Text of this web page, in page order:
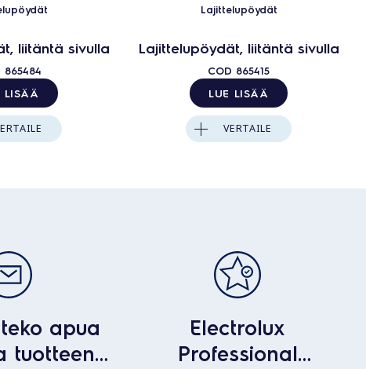
liitäntä sivulla
865484
LISÄÄ
Lajittelupöydät
Lajittelupöydät, liitäntä sivulla
COD 865415
LUE LISÄÄ
VERTAILE
apua
tuotteen
Electrolux
Professional